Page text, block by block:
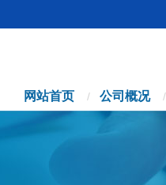
网站首页 / 公司概况 /